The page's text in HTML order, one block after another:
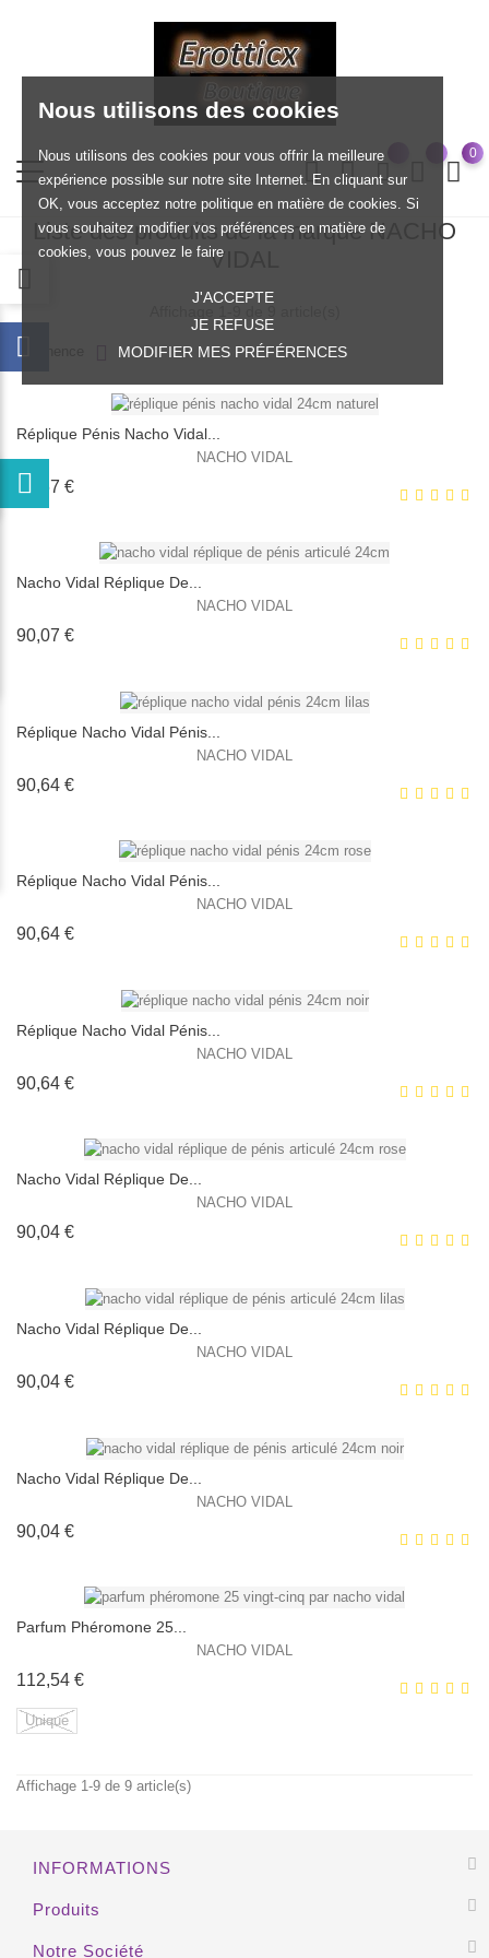
Nous utilisons des cookies
Nous utilisons des cookies pour vous offrir la meilleure
expérience possible sur notre site Internet. En cliquant sur
OK, vous acceptez notre politique en matière de cookies. Si
vous souhaitez modifier vos préférences en matière de
cookies, vous pouvez le faire
J'ACCEPTE
JE REFUSE
MODIFIER MES PRÉFÉRENCES
0
Liste des produits de la marque NACHO
VIDAL
Pertinence
Réplique Pénis Nacho Vidal...
NACHO VIDAL
90,67 €Prix
Nacho Vidal Réplique De...
NACHO VIDAL
90,07 €Prix
Réplique Nacho Vidal Pénis...
NACHO VIDAL
90,64 €Prix
Réplique Nacho Vidal Pénis...
NACHO VIDAL
90,64 €Prix
Réplique Nacho Vidal Pénis...
NACHO VIDAL
90,64 €Prix
Nacho Vidal Réplique De...
NACHO VIDAL
90,04 €Prix
Nacho Vidal Réplique De...
NACHO VIDAL
90,04 €Prix
HORS STOCK
Nacho Vidal Réplique De...
NACHO VIDAL
90,04 €Prix
HORS STOCK
Parfum Phéromone 25...
NACHO VIDAL
112,54 €Prix
Unique
Affichage 1-9 de 9 article(s)
INFORMATIONS
Produits
Notre Société